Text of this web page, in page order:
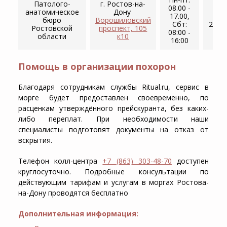
Патолого-
анатомическое
бюро
Ростовской
области
г. Ростов-на-
Дону ​
Ворошиловский
проспект, 105
к10
08.00 -
17.00,
Сбт:
08:00 -
16:00
Помощь в организации похорон
Благодаря сотрудникам службы Ritual.ru, сервис в
морге будет предоставлен своевременно, по
расценкам утверждённого прейскуранта, без каких-
либо переплат. При необходимости наши
специалисты подготовят документы на отказ от
вскрытия.
Телефон колл-центра +7 (863) 303-48-70 доступен
круглосуточно. Подробные консультации по
действующим тарифам и услугам в моргах Ростова-
на-Дону проводятся бесплатно
Дополнительная информация: